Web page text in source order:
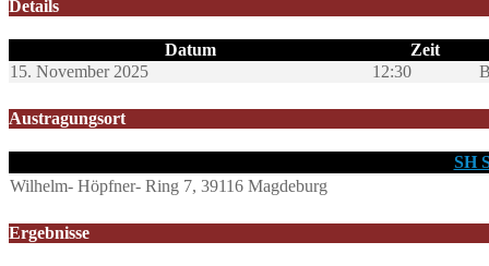
Details
Datum Zeit
15. November 2025
12:30
Austragungsort
SH
Wilhelm- Höpfner- Ring 7, 39116 Magdeburg
Ergebnisse